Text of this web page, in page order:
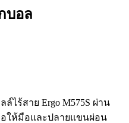
บอล
ไร้สาย Ergo M575S ผ่าน
อให้มือและปลายแขนผ่อน